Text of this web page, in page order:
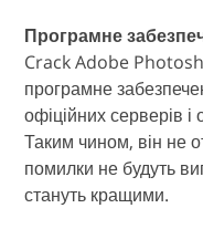
Програмне
Crack Adobe
програмне
офіційних серверів
Таким чином, він не
помилки не будуть
стануть кращими.